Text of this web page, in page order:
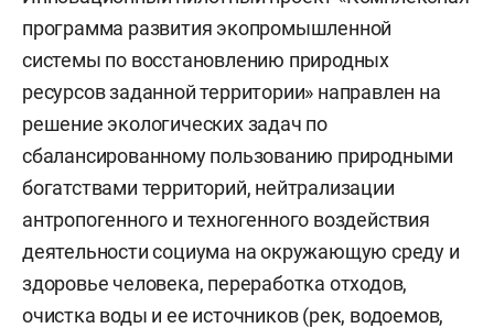
программа развития экопромышленной
системы по восстановлению природных
ресурсов заданной территории» направлен на
решение экологических задач по
сбалансированному пользованию природными
богатствами территорий, нейтрализации
антропогенного и техногенного воздействия
деятельности социума на окружающую среду и
здоровье человека, переработка отходов,
очистка воды и ее источников (рек, водоемов,